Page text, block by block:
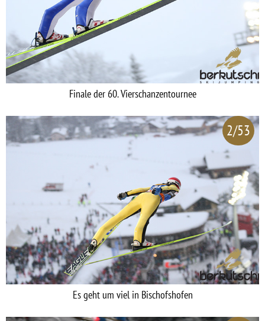
Finale der 60. Vierschanzentournee
2/53
Es geht um viel in Bischofshofen